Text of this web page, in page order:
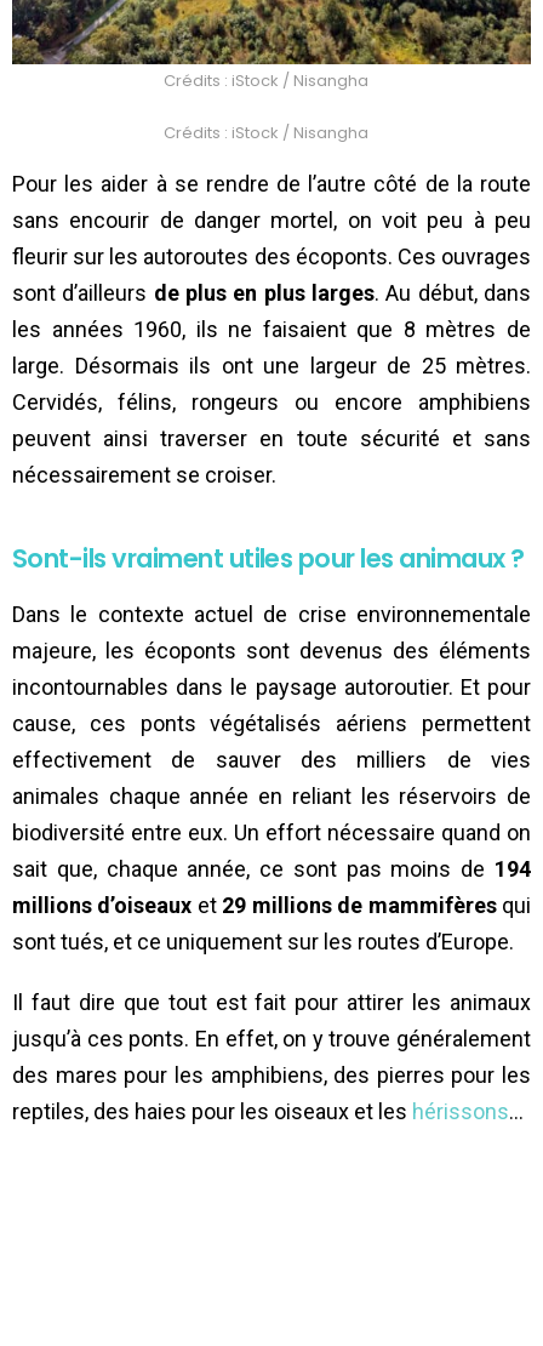
Crédits : iStock / Nisangha
Crédits : iStock / Nisangha
Pour les aider à se rendre de l’autre côté de la route
sans encourir de danger mortel, on voit peu à peu
fleurir sur les autoroutes des écoponts. Ces ouvrages
sont d’ailleurs de plus en plus larges. Au début, dans
les années 1960, ils ne faisaient que 8 mètres de
large. Désormais ils ont une largeur de 25 mètres.
Cervidés, félins, rongeurs ou encore amphibiens
peuvent ainsi traverser en toute sécurité et sans
nécessairement se croiser.
Sont-ils vraiment utiles pour les animaux ?
Dans le contexte actuel de crise environnementale
majeure, les écoponts sont devenus des éléments
incontournables dans le paysage autoroutier. Et pour
cause, ces ponts végétalisés aériens permettent
effectivement de sauver des milliers de vies
animales chaque année en reliant les réservoirs de
biodiversité entre eux. Un effort nécessaire quand on
sait que, chaque année, ce sont pas moins de 194
millions d’oiseaux et 29 millions de mammifèresqui
sont tués, et ce uniquement sur les routes d’Europe.
Il faut dire que tout est fait pour attirer les animaux
jusqu’à ces ponts. En effet, on y trouve généralement
des mares pour les amphibiens, des pierres pour les
reptiles, des haies pour les oiseaux et les hérissons…